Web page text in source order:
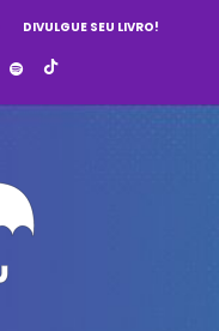
DIVULGUE SEU LIVRO!